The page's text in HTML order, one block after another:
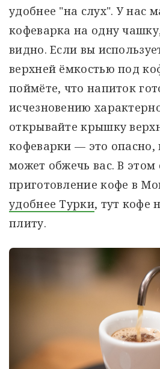
удобнее "на слух". У нас
кофеварка на одну
видно. Если вы
верхней ёмкостью под
поймёте, что напиток
исчезновению
открывайте крышку
кофеварки — это опасно,
может обжечь вас. В
приготовление кофе в
удобнее Турки, тут кофе
плиту.